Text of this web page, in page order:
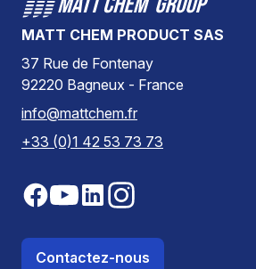
MATT CHEM PRODUCT SAS
37 Rue de Fontenay
92220 Bagneux - France
info@mattchem.fr
+33 (0)1 42 53 73 73
Contactez-nous